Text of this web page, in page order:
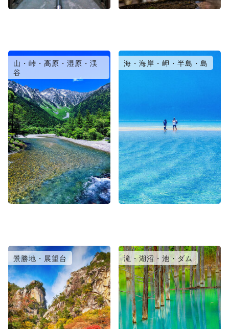
山・峠・高原・湿原・渓
谷
海・海岸・岬・半島・島
景勝地・展望台 滝・湖沼・池・ダム